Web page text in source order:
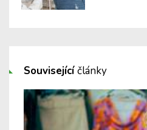
Souvisejícíčlánky